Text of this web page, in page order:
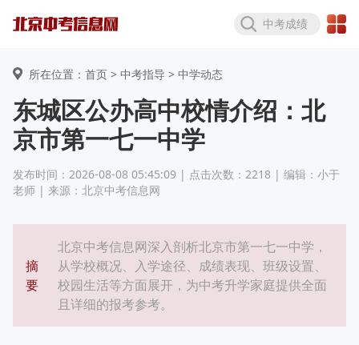
中考成绩
所在位置：首页 > 中考指导 > 中学动态
东城区公办高中校情介绍：北
京市第一七一中学
发布时间：2026-08-08 05:45:09 | 点击次数：2218 | 编辑：小于
老师 | 来源：北京中考信息网
摘
要
北京中考信息网深入剖析北京市第一七一中学，
从学校概况、入学途径、成绩表现、班级设置、
校园生活等方面展开，为中考升学家庭提供全面
且详细的报考参考。